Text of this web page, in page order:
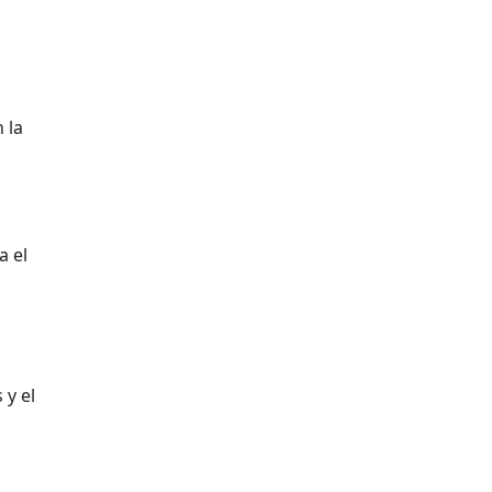
la
el
y el